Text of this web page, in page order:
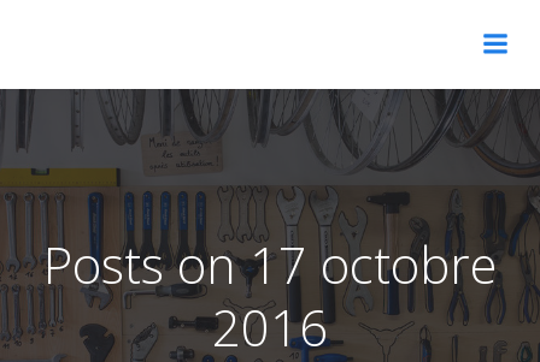
Posts on 17 octobre
2016